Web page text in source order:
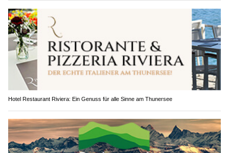
Hotel Restaurant Riviera: Ein Genuss für alle Sinne am Thunersee